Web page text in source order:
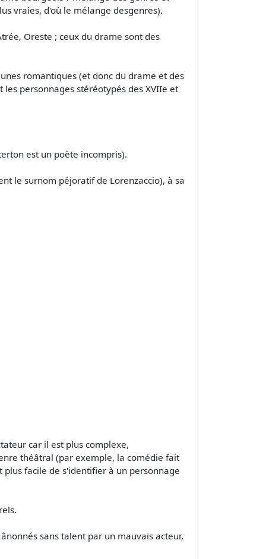
vraies, d'où le mélange desgenres).
Oreste ; ceux du drame sont des
romantiques (et donc du drame et des
personnages stéréotypés des XVIIe et
est un poète incompris).
le surnom péjoratif de Lorenzaccio), à sa
car il est plus complexe,
théâtral (par exemple, la comédie fait
facile de s'identifier à un personnage
sans talent par un mauvais acteur,